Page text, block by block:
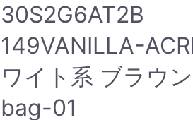
30S2G6AT2B
149VANILLA-
ワイト系 ブラウ
bag-01